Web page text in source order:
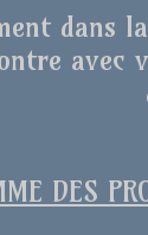
dans
DES